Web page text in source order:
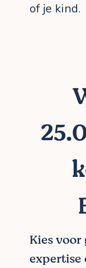
of je kind.
Kies voor
expertise